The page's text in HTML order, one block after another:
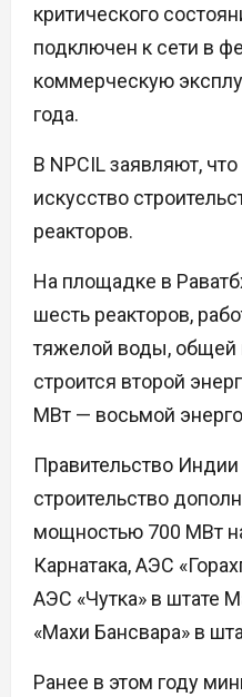
критического
подключен к сети в
коммерческую
года.
В NPCIL заявляют,
искусство
реакторов.
На площадке в
шесть реакторов,
тяжелой воды,
строится второй
МВт — восьмой
Правительство
строительство
мощностью 700 МВт
Карнатака, АЭС
АЭС «Чутка» в штате
«Махи Бансвара» в
Ранее в этом году